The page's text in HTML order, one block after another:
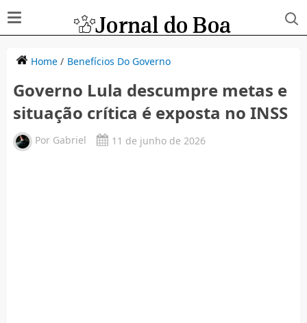
Home/ Benefícios Do Governo
Governo Lula descumpre metas e
situação crítica é exposta no INSS
Por Gabriel 11 de junho de 2026